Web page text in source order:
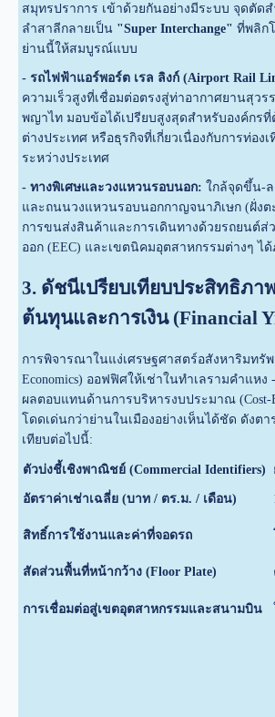
สมุทรปราการ เข้าด้วยกันอย่างมีระบบ จุดตัด
ลำสาลีกลายเป็น "Super Interchange" ที่พลิก
ย่านนี้ให้สมบูรณ์แบบ
- รถไฟฟ้าแอร์พอร์ต เรล ลิงก์ (Airport Rail
ความเร็วสูงที่เชื่อมต่อตรงสู่ท่าอากาศยานสุว
พญาไท มอบข้อได้เปรียบสูงสุดสำหรับองค์กร
ต่างประเทศ หรือธุรกิจที่เกี่ยวเนื่องกับการท่อง
ระหว่างประเทศ
- ทางพิเศษและวงแหวนรอบนอก: ใกล้จุดขึ้น-
และถนนวงแหวนรอบนอกกาญจนาภิเษก (ฝั่ง
การขนส่งสินค้าและการเดินทางด้วยรถยนต์ส่
ออก (EEC) และเขตนิคมอุตสาหกรรมต่างๆ ไ
3. ดัชนีเปรียบเทียบประสิทธิภา
ต้นทุนและการเงิน (Financial
การพิจารณาในแง่เศรษฐศาสตร์อสังหาริมทรัพย์
Economics) ออฟฟิศให้เช่าในทำเลรามคำแห
ผลตอบแทนด้านการบริหารงบประมาณ (Cost-
โดดเด่นกว่าย่านในเมืองอย่างเห็นได้ชัด ดังตา
เทียบต่อไปนี้:
ตัวบ่งชี้เชิงพาณิชย์ (Commercial Identifiers)
อัตราค่าเช่าเฉลี่ย (บาท / ตร.ม. / เดือน)
สิทธิ์การใช้งานและค่าที่จอดรถ
สัดส่วนพื้นที่หน้ากว้าง (Floor Plate)
การเชื่อมต่อสู่เขตอุตสาหกรรมและสนามบิน